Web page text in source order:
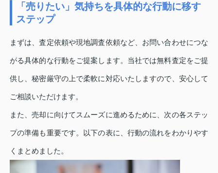
「売りたい」気持ちを具体的な行動に移す
ステップ
まずは、査定依頼や現地調査依頼など、お問い合わせにつな
がる具体的な行動をご提案します。当社では無料査定をご提
供し、秘密厳守の上で柔軟に対応いたしますので、安心して
ご相談いただけます。
また、売却に向けてスムーズに進めるために、次の各ステッ
プの準備も重要です。以下の表に、行動の流れをわかりやす
くまとめました。